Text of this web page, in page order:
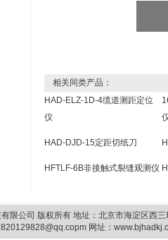
相关同类产品：
HAD-ELZ-1D-4缆道测距定位
仪
HAD-DJD-15定距切纸刀
HFTLF-6B非接触式裂缝观测仪
限公司 版权所有 地址：北京市海淀区西
网址：